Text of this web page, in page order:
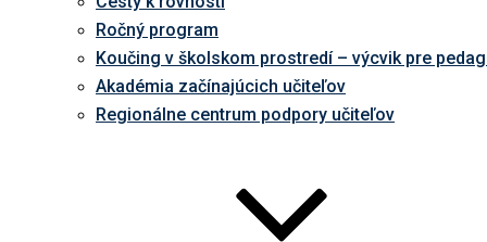
Ročný program
Koučing v školskom prostredí – výcvik pre
Akadémia začínajúcich učiteľov
Regionálne centrum podpory učiteľov